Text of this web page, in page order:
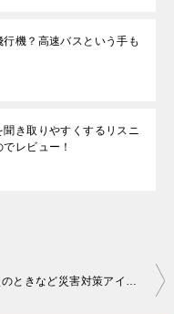
機？高速バスという手も
き取りやすくするリスニ
レビュー！
震災のときなど災害対策アイテム水は最重要！